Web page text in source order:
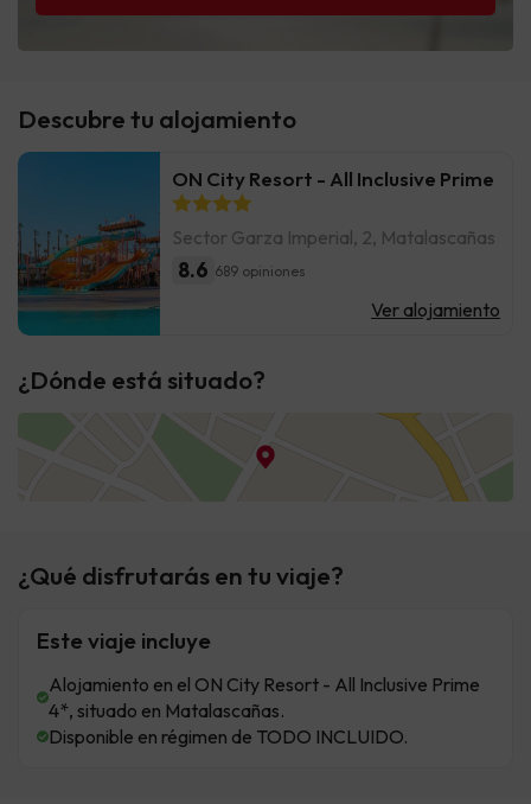
Descubre tu alojamiento
ON City Resort - All Inclusive Prime
Sector Garza Imperial, 2, Matalascañas
8.6 689 opiniones
Ver alojamiento
¿Dónde está situado?
¿Qué disfrutarás en tu viaje?
Este viaje incluye
Alojamiento en el ON City Resort - All Inclusive Prime
4*, situado en Matalascañas.
Disponible en régimen de TODO INCLUIDO.